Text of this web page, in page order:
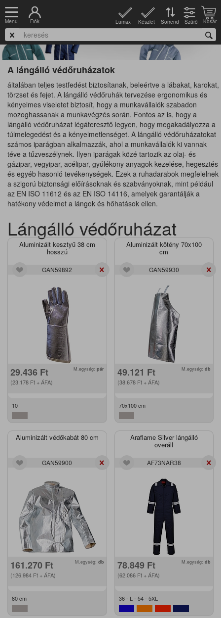
Menü Fiók Lumax Készlet Sorrend Szűrő Kosár
A lángálló védőruházatok
általában teljes testfedést biztosítanak, beleértve a lábakat, karokat,
törzset és fejet. A lángálló védőruhák tervezése ergonomikus és
kényelmes viseletet biztosít, hogy a munkavállalók szabadon
mozoghassanak a munkavégzés során. Fontos az is, hogy a
lángálló védőruházat légáteresztő legyen, hogy megakadályozza a
túlmelegedést és a kényelmetlenséget. A lángálló védőruházatokat
számos iparágban alkalmazzák, ahol a munkavállalók ki vannak
téve a tűzveszélynek. Ilyen iparágak közé tartozik az olaj- és
gázipar, vegyipar, acélipar, gyúlékony anyagok kezelése, hegesztés
és egyéb hasonló tevékenységek. Ezek a ruhadarabok megfelelnek
a szigorú biztonsági előírásoknak és szabványoknak, mint például
az EN ISO 11612 és az EN ISO 14116, amelyek garantálják a
hatékony védelmet a lángok és hőhatások ellen.
Lángálló védőruházat
Aluminizált kesztyű 38 cm
hosszú
GAN59892
29.436 Ft
(23.178 Ft + ÁFA)
M.egység: pár
10
Aluminizált kötény 70x100
cm
GAN59930
49.121 Ft
(38.678 Ft+ ÁFA)
M.egység: db
70x100 cm
Aluminizált védőkabát 80 cm
GAN59900
161.270 Ft
(126.984 Ft + ÁFA)
M.egység: db
80 cm
Araflame Silver lángálló
overáll
AF73NAR38
78.849 Ft
(62.086 Ft+ ÁFA)
M.egység: db
36 - L - 54 - 5XL